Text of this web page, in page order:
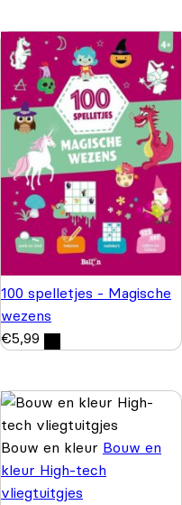
100 spelletjes - Magische
wezens
€5,99
Bouw en kleur Bouw en
kleur High-tech
vliegtuitgjes